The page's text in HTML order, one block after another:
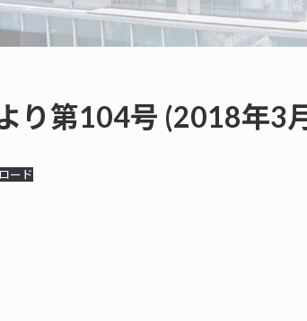
り第104号 (2018年3月
ード